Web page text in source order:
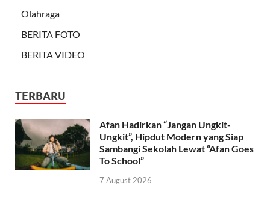
Olahraga
BERITA FOTO
BERITA VIDEO
TERBARU
Afan Hadirkan “Jangan Ungkit-
Ungkit”, Hipdut Modern yang Siap
Sambangi Sekolah Lewat “Afan Goes
To School”
7 August 2026